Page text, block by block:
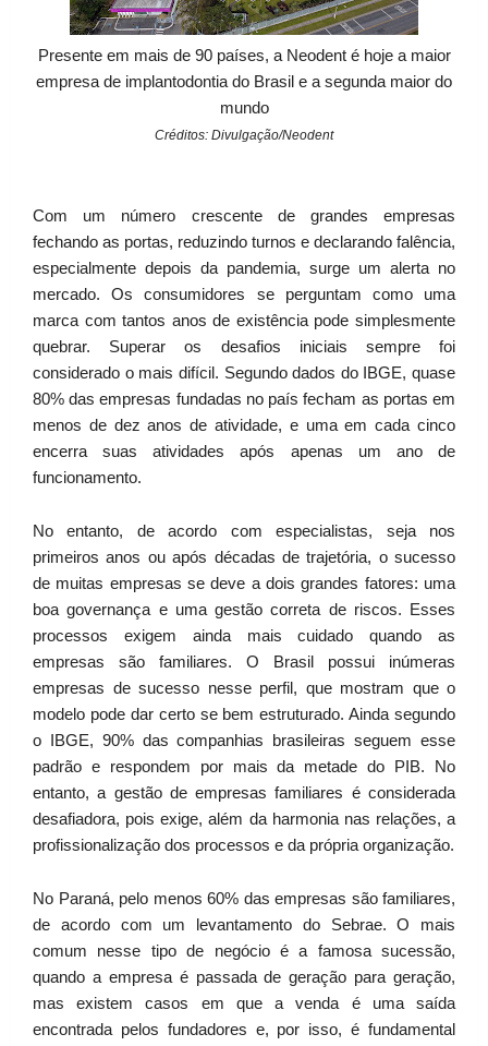
Presente em mais de 90 países, a Neodent é hoje a maior
empresa de implantodontia do Brasil e a segunda maior do
mundo
Créditos: Divulgação/Neodent
Com um número crescente de grandes empresas
fechando as portas, reduzindo turnos e declarando falência,
especialmente depois da pandemia, surge um alerta no
mercado. Os consumidores se perguntam como uma
marca com tantos anos de existência pode simplesmente
quebrar. Superar os desafios iniciais sempre foi
considerado o mais difícil. Segundo dados do IBGE, quase
80% das empresas fundadas no país fecham as portas em
menos de dez anos de atividade, e uma em cada cinco
encerra suas atividades após apenas um ano de
funcionamento.
No entanto, de acordo com especialistas, seja nos
primeiros anos ou após décadas de trajetória, o sucesso
de muitas empresas se deve a dois grandes fatores: uma
boa governança e uma gestão correta de riscos. Esses
processos exigem ainda mais cuidado quando as
empresas são familiares. O Brasil possui inúmeras
empresas de sucesso nesse perfil, que mostram que o
modelo pode dar certo se bem estruturado. Ainda segundo
o IBGE, 90% das companhias brasileiras seguem esse
padrão e respondem por mais da metade do PIB. No
entanto, a gestão de empresas familiares é considerada
desafiadora, pois exige, além da harmonia nas relações, a
profissionalização dos processos e da própria organização.
No Paraná, pelo menos 60% das empresas são familiares,
de acordo com um levantamento do Sebrae. O mais
comum nesse tipo de negócio é a famosa sucessão,
quando a empresa é passada de geração para geração,
mas existem casos em que a venda é uma saída
encontrada pelos fundadores e, por isso, é fundamental